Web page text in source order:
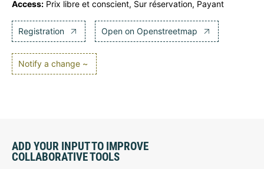
Access: Prix libre et conscient, Sur réservation, Payant
Registration Open on Openstreetmap
Notify a change ~
ADD YOUR INPUT TO IMPROVE
COLLABORATIVE TOOLS